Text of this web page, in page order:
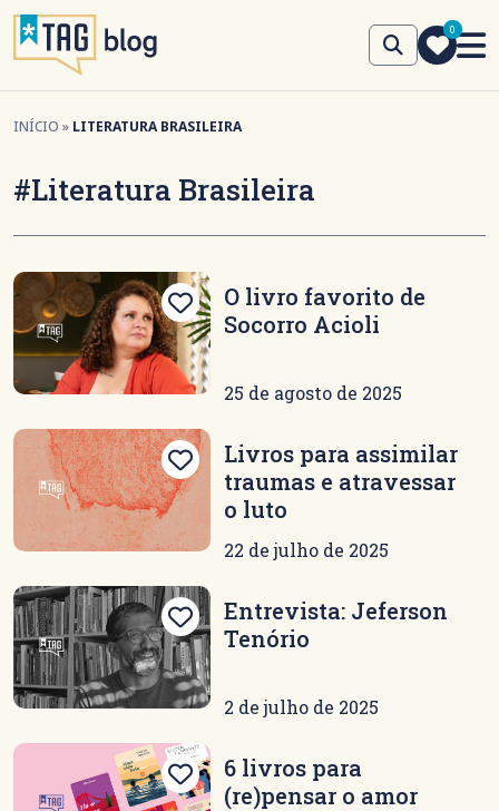
0
INÍCIO » LITERATURA BRASILEIRA
#Literatura Brasileira
O livro favorito de
Socorro Acioli
25 de agosto de 2025
Livros para assimilar
traumas e atravessar
o luto
22 de julho de 2025
Entrevista: Jeferson
Tenório
2 de julho de 2025
6 livros para
(re)pensar o amor